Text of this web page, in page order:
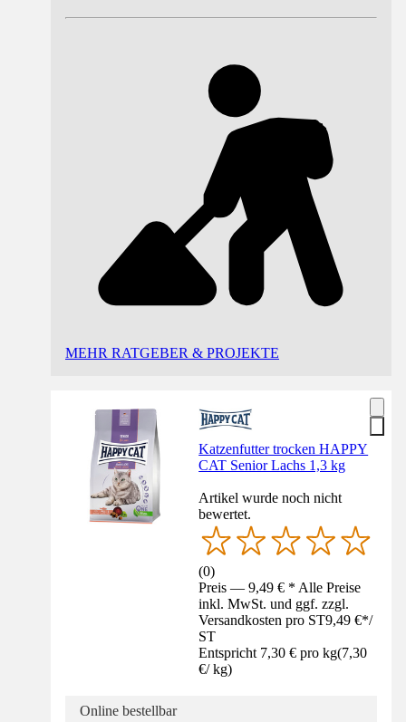
MEHR RATGEBER & PROJEKTE
Katzenfutter trocken HAPPY
CAT Senior Lachs 1,3 kg
Artikel wurde noch nicht
bewertet.
(0)
Preis — 9,49 € * Alle Preise
inkl. MwSt. und ggf. zzgl.
Versandkosten pro ST9,49 €*/
ST
Entspricht 7,30 € pro kg(7,30
€/ kg)
Online bestellbar